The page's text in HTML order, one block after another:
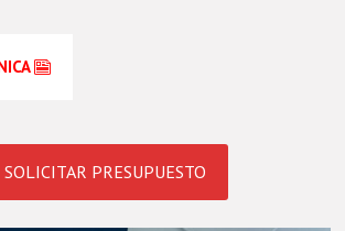
SOLICITAR PRESUPUESTO